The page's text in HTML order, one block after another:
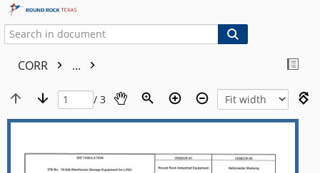
CORR ...
/ 3